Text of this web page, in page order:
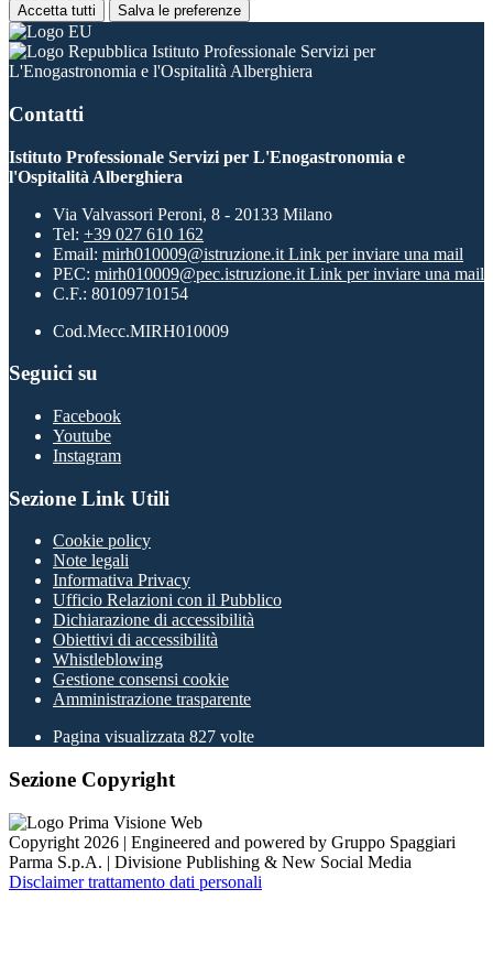
Accetta tutti Salva le preferenze
Istituto Professionale Servizi per
L'Enogastronomia e l'Ospitalità Alberghiera
Contatti
Istituto Professionale Servizi per L'Enogastronomia e
l'Ospitalità Alberghiera
Via Valvassori Peroni, 8 - 20133 Milano
Tel: +39 027 610 162
Email: mirh010009@istruzione.it Link per inviare una mail
PEC: mirh010009@pec.istruzione.it Link per inviare una mail
C.F.: 80109710154
Cod.Mecc.MIRH010009
Seguici su
Facebook
Youtube
Instagram
Sezione Link Utili
Cookie policy
Note legali
Informativa Privacy
Ufficio Relazioni con il Pubblico
Dichiarazione di accessibilità
Obiettivi di accessibilità
Whistleblowing
Gestione consensi cookie
Amministrazione trasparente
Pagina visualizzata 827 volte
Sezione Copyright
Copyright 2026 | Engineered and powered by Gruppo Spaggiari
Parma S.p.A. | Divisione Publishing & New Social Media
Disclaimer trattamento dati personali